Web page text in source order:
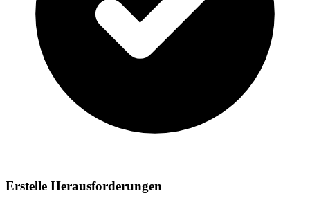
Erstelle Herausforderungen